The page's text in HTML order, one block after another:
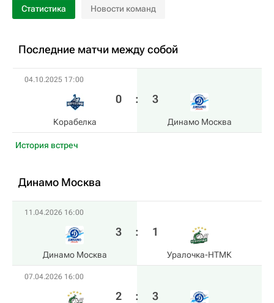
Статистика Новости команд
Последние матчи между собой
04.10.2025 17:00
Корабелка
0 : 3
Динамо Москва
История встреч
Динамо Москва
11.04.2026 16:00
Динамо Москва
3 : 1
Уралочка-НТМК
07.04.2026 16:00
2 : 3